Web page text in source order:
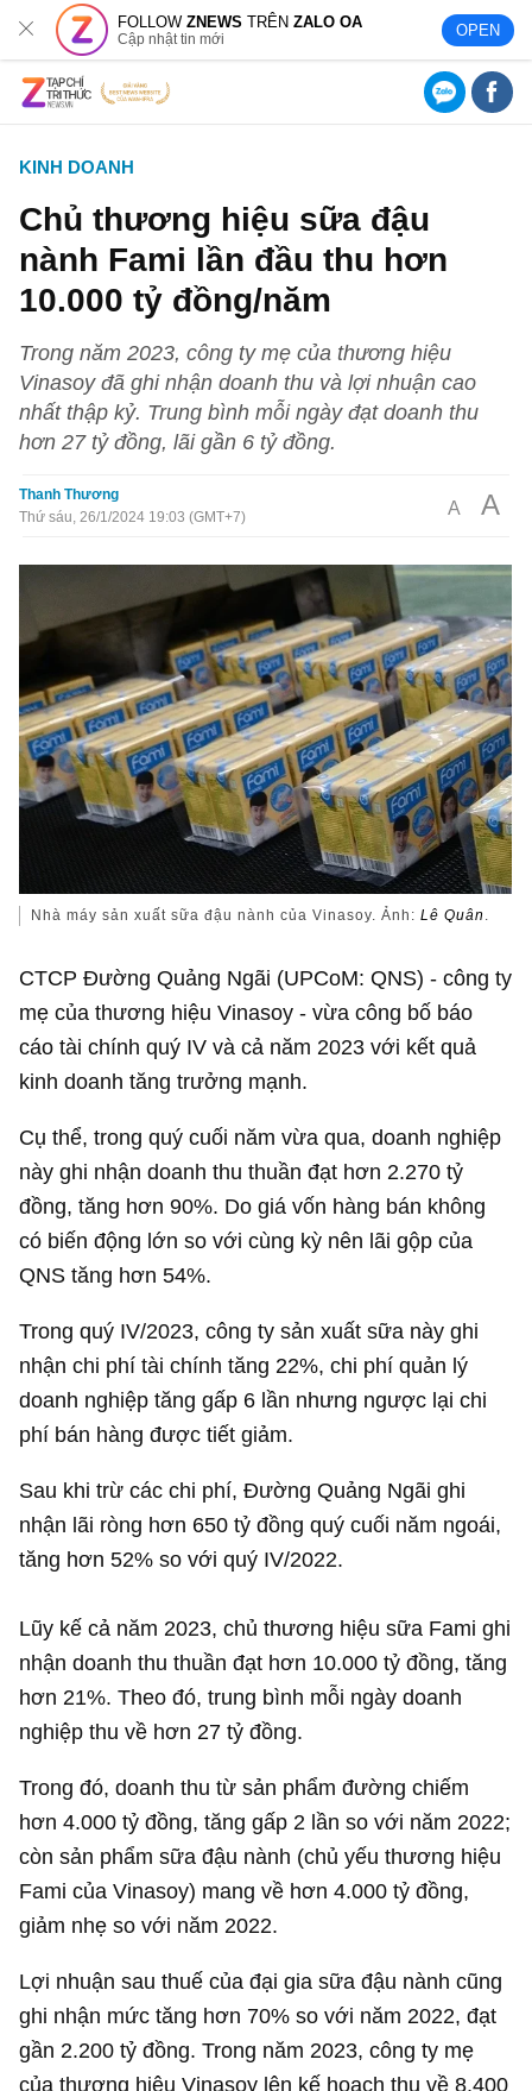
FOLLOWZNEWS TRÊNZALO OA
Cập nhật tin mới OPEN
KINH DOANH
Chủ thương hiệu sữa đậu
nành Fami lần đầu thu hơn
10.000 tỷ đồng/năm
Trong năm 2023, công ty mẹ của thương hiệu
Vinasoy đã ghi nhận doanh thu và lợi nhuận cao
nhất thập kỷ. Trung bình mỗi ngày đạt doanh thu
hơn 27 tỷ đồng, lãi gần 6 tỷ đồng.
Thanh Thương
Thứ sáu, 26/1/2024 19:03 (GMT+7)
A A
Nhà máy sản xuất sữa đậu nành của Vinasoy. Ảnh:Lê Quân .
CTCP Đường Quảng Ngãi (UPCoM: QNS) - công ty
mẹ của thương hiệu Vinasoy - vừa công bố báo
cáo tài chính quý IV và cả năm 2023 với kết quả
kinh doanh tăng trưởng mạnh.
Cụ thể, trong quý cuối năm vừa qua, doanh nghiệp
này ghi nhận doanh thu thuần đạt hơn 2.270 tỷ
đồng, tăng hơn 90%. Do giá vốn hàng bán không
có biến động lớn so với cùng kỳ nên lãi gộp của
QNS tăng hơn 54%.
Trong quý IV/2023, công ty sản xuất sữa này ghi
nhận chi phí tài chính tăng 22%, chi phí quản lý
doanh nghiệp tăng gấp 6 lần nhưng ngược lại chi
phí bán hàng được tiết giảm.
Sau khi trừ các chi phí, Đường Quảng Ngãi ghi
nhận lãi ròng hơn 650 tỷ đồng quý cuối năm ngoái,
tăng hơn 52% so với quý IV/2022.
Lũy kế cả năm 2023, chủ thương hiệu sữa Fami ghi
nhận doanh thu thuần đạt hơn 10.000 tỷ đồng, tăng
hơn 21%. Theo đó, trung bình mỗi ngày doanh
nghiệp thu về hơn 27 tỷ đồng.
Trong đó, doanh thu từ sản phẩm đường chiếm
hơn4.000 tỷ đồng, tăng gấp 2 lần so với năm 2022;
còn sản phẩm sữa đậu nành (chủ yếu thương hiệu
Fami của Vinasoy) mang về hơn4.000 tỷ đồng,
giảm nhẹ so với năm 2022.
Lợi nhuận sau thuế của đại gia sữa đậu nành cũng
ghi nhận mức tăng hơn 70% so với năm 2022, đạt
gần 2.200 tỷ đồng. Trong năm 2023, công ty mẹ
của thương hiệu Vinasoy lên kế hoạch thu về8.400